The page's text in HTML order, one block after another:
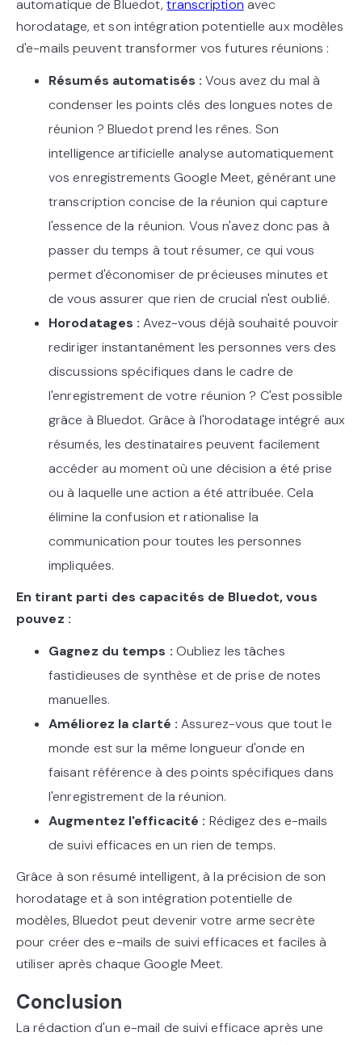
automatique de Bluedot,transcription avec
horodatage, et son intégration potentielle aux modèles
d'e-mails peuvent transformer vos futures réunions :
Résumés automatisés : Vous avez du mal à
condenser les points clés des longues notes de
réunion ? Bluedot prend les rênes. Son
intelligence artificielle analyse automatiquement
vos enregistrements Google Meet, générant une
transcription concise de la réunion qui capture
l'essence de la réunion. Vous n'avez donc pas à
passer du temps à tout résumer, ce qui vous
permet d'économiser de précieuses minutes et
de vous assurer que rien de crucial n'est oublié.
Horodatages : Avez-vous déjà souhaité pouvoir
rediriger instantanément les personnes vers des
discussions spécifiques dans le cadre de
l'enregistrement de votre réunion ? C'est possible
grâce à Bluedot. Grâce à l'horodatage intégré aux
résumés, les destinataires peuvent facilement
accéder au moment où une décision a été prise
ou à laquelle une action a été attribuée. Cela
élimine la confusion et rationalise la
communication pour toutes les personnes
impliquées.
En tirant parti des capacités de Bluedot, vous
pouvez :
Gagnez du temps : Oubliez les tâches
fastidieuses de synthèse et de prise de notes
manuelles.
Améliorez la clarté : Assurez-vous que tout le
monde est sur la même longueur d'onde en
faisant référence à des points spécifiques dans
l'enregistrement de la réunion.
Augmentez l'efficacité : Rédigez des e-mails
de suivi efficaces en un rien de temps.
Grâce à son résumé intelligent, à la précision de son
horodatage et à son intégration potentielle de
modèles, Bluedot peut devenir votre arme secrète
pour créer des e-mails de suivi efficaces et faciles à
utiliser après chaque Google Meet.
Conclusion
La rédaction d'un e-mail de suivi efficace après une